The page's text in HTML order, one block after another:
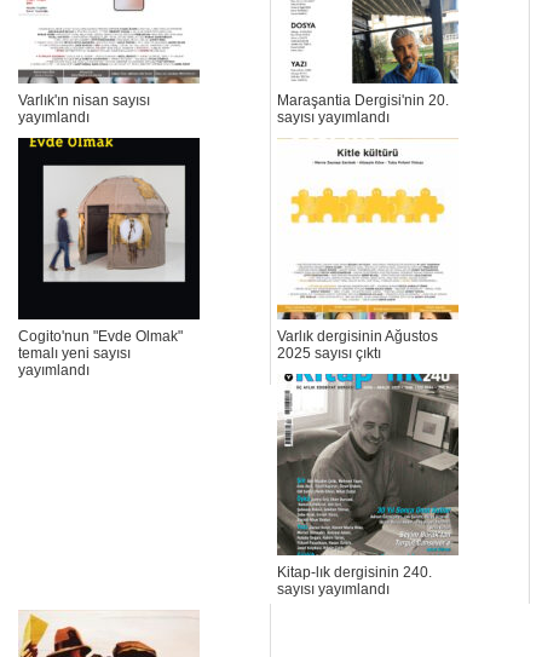
Varlık'ın nisan sayısı
yayımlandı
Maraşantia Dergisi'nin 20.
sayısı yayımlandı
Cogito'nun "Evde Olmak"
temalı yeni sayısı
yayımlandı
Varlık dergisinin Ağustos
2025 sayısı çıktı
Kitap-lık dergisinin 240.
sayısı yayımlandı